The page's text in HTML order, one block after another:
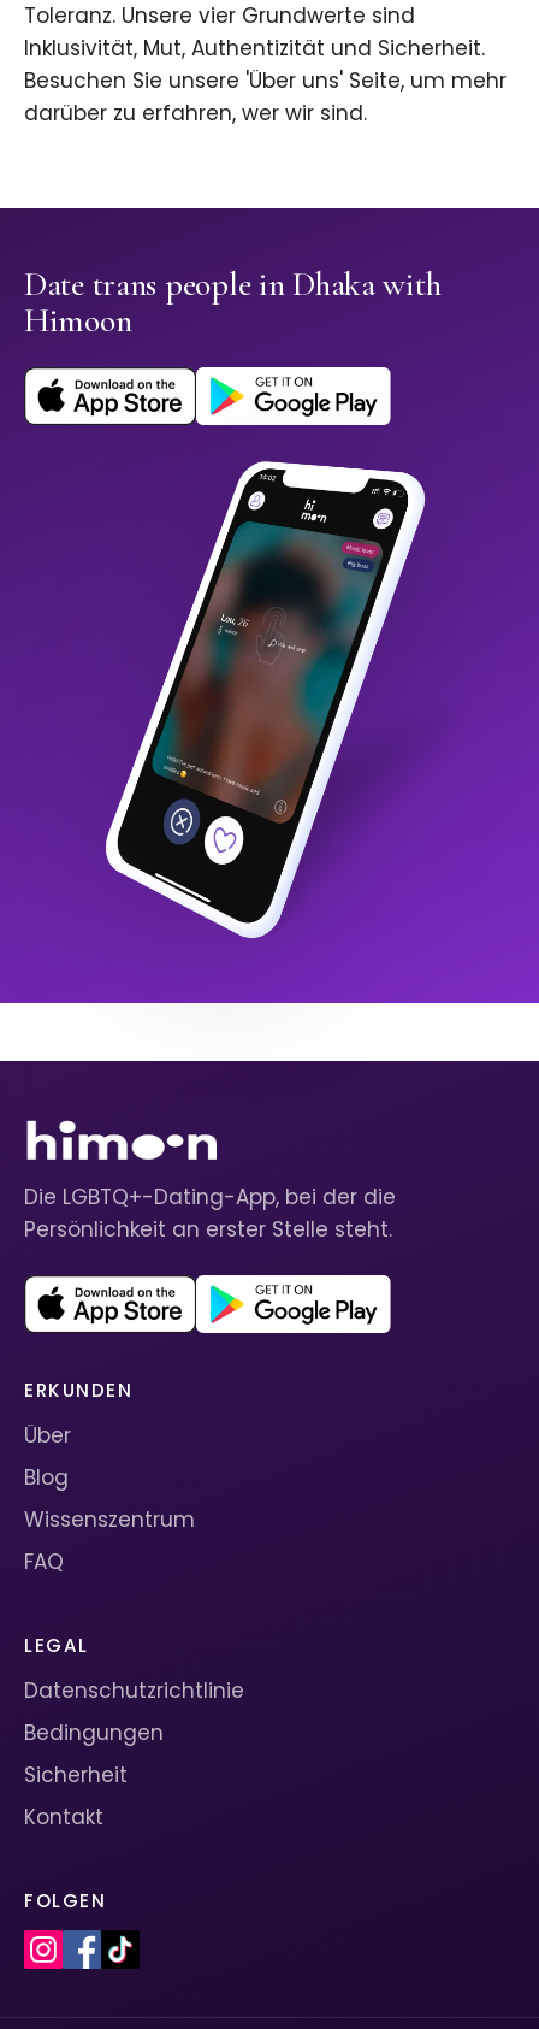
Toleranz. Unsere vier Grundwerte sind
Inklusivität, Mut, Authentizität und Sicherheit.
Besuchen Sie unsere 'Über uns' Seite, um mehr
darüber zu erfahren, wer wir sind.
Date trans people in Dhaka with
Himoon
Die LGBTQ+-Dating-App, bei der die
Persönlichkeit an erster Stelle steht.
ERKUNDEN
Über
Blog
Wissenszentrum
FAQ
LEGAL
Datenschutzrichtlinie
Bedingungen
Sicherheit
Kontakt
FOLGEN